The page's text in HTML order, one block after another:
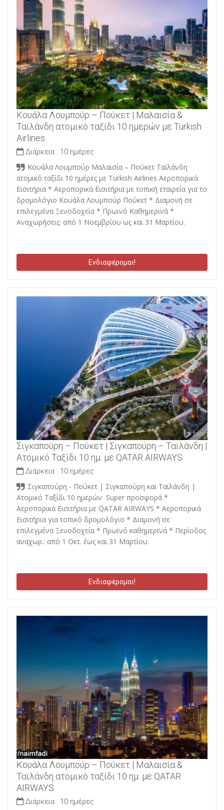
Κουάλα Λουμπούρ – Πούκετ | Μαλαισία &
Ταϊλάνδη ατομικό ταξίδι 10 ημερών με Turkish
Airlines
Διάρκεια : 10 ημέρες
Κουάλα Λουμπούρ Μαλαισία – Πούκετ Ταϊλάνδη
ατομικό ταξίδι 10 ημέρες με Turkish Airlines Αεροπορικά
Εισιτήρια * Αεροπορικά Εισιτήρια με τοπική εταιρεία για το
δρομολόγιο Κουάλα Λουμπούρ Πούκετ * Διαμονή σε
επιλεγμένα Ξενοδοχεία * Πρωινό Καθημερινά *
Αναχωρήσεις: από 1 Νοεμβρίου ως και 31 Μαρτίου.
Ενδιαφέρομαι!
Σιγκαπούρη – Πούκετ | Σιγκαπούρη – Ταϊλάνδη |
Ατομικό Ταξίδι 10 ημ. με QATAR AIRWAYS
Διάρκεια : 10 ημέρες
Σιγκαπούρη - Πούκετ | Σιγκαπούρη και Ταϊλάνδη |
Ατομικό Ταξίδι 10 ημερών Super προσφορά *
Αεροπορικά Εισιτήρια με QATAR AIRWAYS * Αεροπορικά
Εισιτήρια για τοπικό δρομολόγιο * Διαμονή σε
επιλεγμένα Ξενοδοχεία * Πρωϊνό καθημερινά * Περίοδος
αναχωρ.: από 1 Οκτ. έως και 31 Μαρτίου.
Ενδιαφέρομαι!
Κουάλα Λουμπούρ – Πούκετ | Μαλαισία &
Ταϊλάνδη ατομικό ταξίδι 10 ημ. με QATAR
AIRWAYS
Διάρκεια : 10 ημέρες